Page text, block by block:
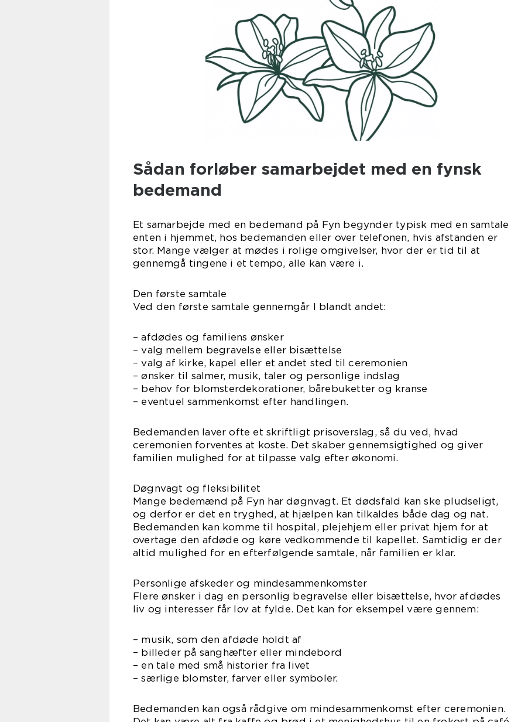
Sådan forløber samarbejdet med en fynsk
bedemand
Et samarbejde med en bedemand på Fyn begynder typisk med en samtale
enten i hjemmet, hos bedemanden eller over telefonen, hvis afstanden er
stor. Mange vælger at mødes i rolige omgivelser, hvor der er tid til at
gennemgå tingene i et tempo, alle kan være i.
Den første samtale
Ved den første samtale gennemgår I blandt andet:
– afdødes og familiens ønsker
– valg mellem begravelse eller bisættelse
– valg af kirke, kapel eller et andet sted til ceremonien
– ønsker til salmer, musik, taler og personlige indslag
– behov for blomsterdekorationer, bårebuketter og kranse
– eventuel sammenkomst efter handlingen.
Bedemanden laver ofte et skriftligt prisoverslag, så du ved, hvad
ceremonien forventes at koste. Det skaber gennemsigtighed og giver
familien mulighed for at tilpasse valg efter økonomi.
Døgnvagt og fleksibilitet
Mange bedemænd på Fyn har døgnvagt. Et dødsfald kan ske pludseligt,
og derfor er det en tryghed, at hjælpen kan tilkaldes både dag og nat.
Bedemanden kan komme til hospital, plejehjem eller privat hjem for at
overtage den afdøde og køre vedkommende til kapellet. Samtidig er der
altid mulighed for en efterfølgende samtale, når familien er klar.
Personlige afskeder og mindesammenkomster
Flere ønsker i dag en personlig begravelse eller bisættelse, hvor afdødes
liv og interesser får lov at fylde. Det kan for eksempel være gennem:
– musik, som den afdøde holdt af
– billeder på sanghæfter eller mindebord
– en tale med små historier fra livet
– særlige blomster, farver eller symboler.
Bedemanden kan også rådgive om mindesammenkomst efter ceremonien.